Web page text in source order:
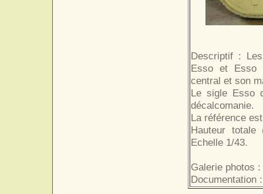
Descriptif :
Esso et Esso
central et son
Le sigle Esso
décalcomanie.
La référence
Hauteur
Echelle 1/43.
Galerie photos :
Documentation :